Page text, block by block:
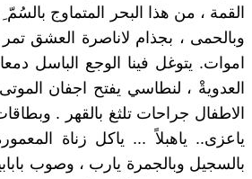
القمة ، من هذا البحر المتماوج
وبالحمى ، بجذام لاناصرة العشق
اموات. يتوغل فينا الوجع الباسل
العدويةْ ، لنطاسي يفتح اجفان
الاطفال جراحات تلثغ بالقهر . وبطاقات
ياعزى.. ياهبلاً ... ياكل زناة
بالسجيل وبالجمرة يارب ، وصوب